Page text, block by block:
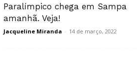
Paralímpico chega em Sampa
amanhã. Veja!
Jacqueline Miranda - 14 de março, 2022